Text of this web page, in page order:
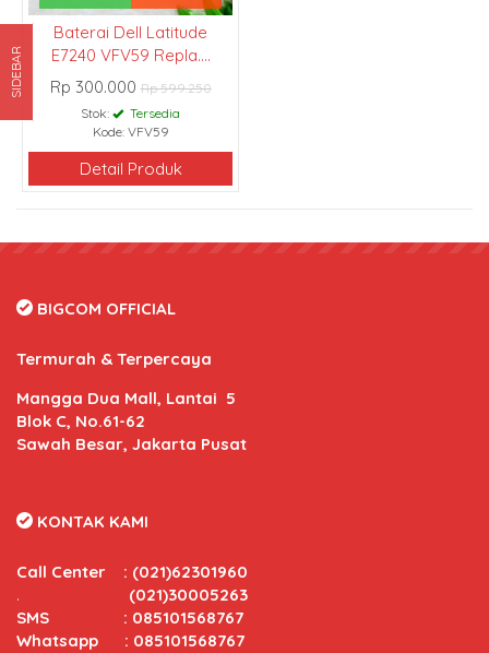
Baterai Dell Latitude
E7240 VFV59 Repla....
Rp 300.000Rp 599.250
Stok:
Tersedia
Kode: VFV59
Detail Produk
SIDEBAR
BIGCOM OFFICIAL
Termurah & Terpercaya
Mangga Dua Mall, Lantai 5
Blok C, No.61-62
Sawah Besar, Jakarta Pusat
KONTAK KAMI
Call Center : (021)62301960
. (021)30005263
SMS : 085101568767
Whatsapp : 085101568767